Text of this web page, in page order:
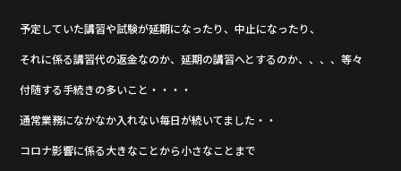
予定していた講習や試験が延期になったり、中止になったり、
それに係る講習代の返金なのか、延期の講習へとするのか、、、、等々
付随する手続きの多いこと・・・・
通常業務になかなか入れない毎日が続いてました・・
コロナ影響に係る大きなことから小さなことまで